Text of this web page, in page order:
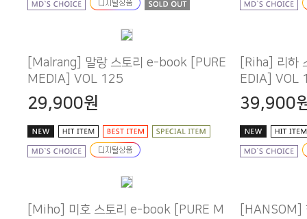
MEDIA] VOL 125
29,900원
EDIA] VOL
39,900